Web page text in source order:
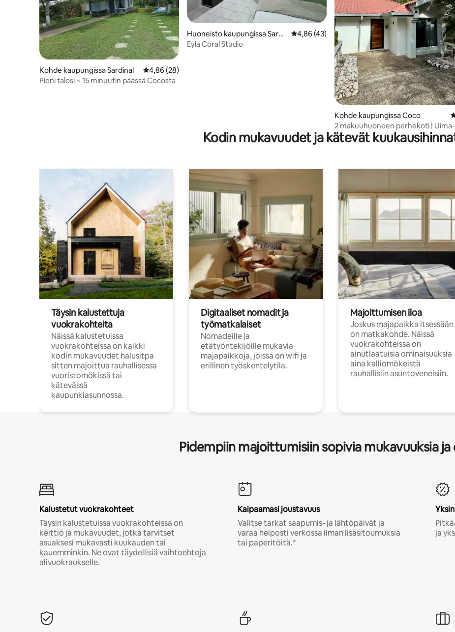
Kohde kaupungissa Sardinal Keskimääräinen arvio 4,86/5, 28 arvostelua
4,86 (28)
Pieni talosi ~ 15 minuutin päässä Cocosta
Huoneisto kaupungissa Sardi
nal
Keskimääräinen arvio 4,86/5, 43 arvostelua
4,86 (43)
Eyla Coral Studio
Kohde kaupungissa Coco
2 makuuhuoneen perhekoti | Uima-
Rancho-grilli | Lähellä rantaa
Kodin mukavuudet ja kätevät
Täysin kalustettuja
vuokrakohteita
Näissä kalustetuissa
vuokrakohteissa on kaikki
kodin mukavuudet halusitpa
sitten majoittua rauhallisessa
vuoristomökissä tai
kätevässä
kaupunkiasunnossa.
Digitaaliset nomadit ja
työmatkalaiset
Nomadeille ja
etätyöntekijöille mukavia
majapaikkoja, joissa on wifi ja
erillinen työskentelytila.
Majoittumisen iloa
Joskus majapaikka itsessään
on matkakohde. Näissä
vuokrakohteissa on
ainutlaatuisia ominaisuuksia
aina kalliomökeistä
rauhallisiin asuntoveneisiin.
Pidempiin majoittumisiin sopivia mukavuuksia ja
Kalustetut vuokrakohteet
Täysin kalustetuissa vuokrakohteissa on
keittiö ja mukavuudet, jotka tarvitset
asuaksesi mukavasti kuukauden tai
kauemminkin. Ne ovat täydellisiä vaihtoehtoja
alivuokraukselle.
Kaipaamasi joustavuus
Valitse tarkat saapumis- ja lähtöpäivät ja
varaa helposti verkossa ilman lisäsitoumuksia
tai paperitöitä.*
ja